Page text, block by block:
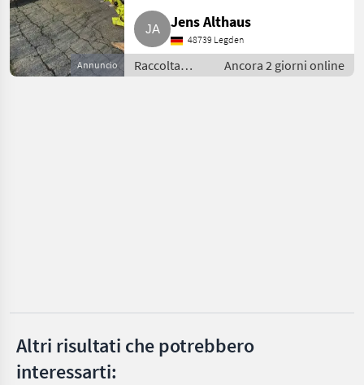
Claas
Pöttinger
Marketplace
Offerte dei
rivenditori
Annunci
Annuncio
Jens Althaus
48739 Legden
Raccolta
mangimi /
Ancora 2 giorni online
Altri risultati che potrebbero
interessarti: